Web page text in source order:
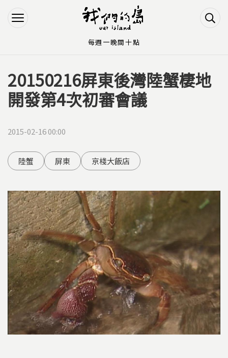
Jump to Navigation
Jump to Main content
您在這裡
20150216屏東後灣陸蟹棲地
開發第4次初審會議
2015-02-16 00:00
陸蟹 屏東 京棧大飯店
每週一晚間十點